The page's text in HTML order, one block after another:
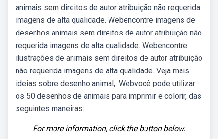
animais sem direitos de autor atribuição não requerida
imagens de alta qualidade. Webencontre imagens de
desenhos animais sem direitos de autor atribuição não
requerida imagens de alta qualidade. Webencontre
ilustrações de animais sem direitos de autor atribuição
não requerida imagens de alta qualidade. Veja mais
ideias sobre desenho animal,. Webvocê pode utilizar
os 50 desenhos de animais para imprimir e colorir, das
seguintes maneiras:
For more information, click the button below.